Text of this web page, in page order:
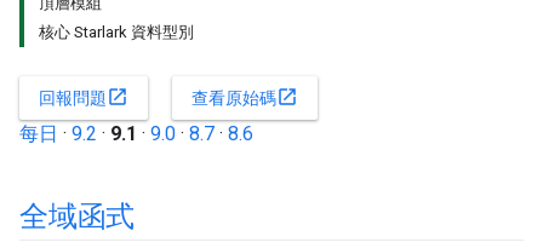
核心 Starlark 資料型別
回報問題open_in_new 查看原始碼open_in_new
每日 · 9.2 · 9.1 · 9.0 · 8.7 · 8.6
全域函式